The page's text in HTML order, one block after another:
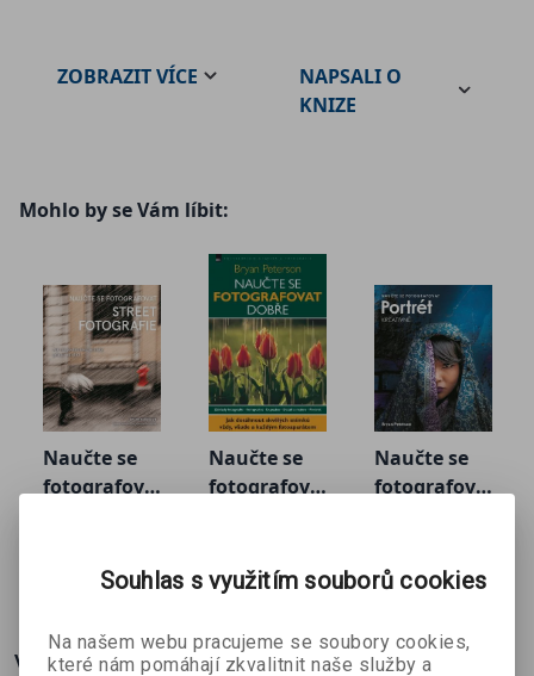
ZOBRAZITVÍCE
NAPSALI O
KNIZE
Mohlo by se Vám líbit:
Naučte se
fotografova
391 Kč 489 Kč
Naučte se
fotografova
Peterson
440 Kč 489 Kč
Naučte se
fotografova
319 Kč 399 Kč
Více o knize
Souhlas s využitím souborů cookies
Na našem webu pracujeme se soubory cookies,
které nám pomáhají zkvalitnit naše služby a